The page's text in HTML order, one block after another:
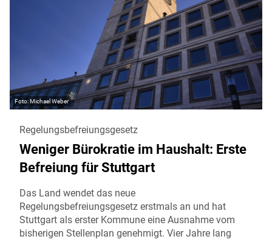
Michael Weber
Regelungsbefreiungsgesetz
Weniger Bürokratie im Haushalt: Erste
Befreiung für Stuttgart
Das Land wendet das neue
Regelungsbefreiungsgesetz erstmals an und hat
Stuttgart als erster Kommune eine Ausnahme vom
bisherigen Stellenplan genehmigt. Vier Jahre lang